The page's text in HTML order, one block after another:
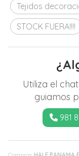
Tejidos
STOCK FUERA!!!!
Utiliza el
guiamos
981